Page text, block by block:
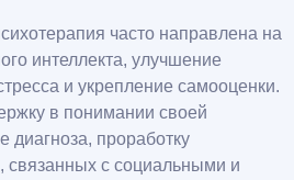
часто направлена на
интеллекта, улучшение
и укрепление самооценки.
в понимании своей
диагноза, проработку
связанных с социальными и